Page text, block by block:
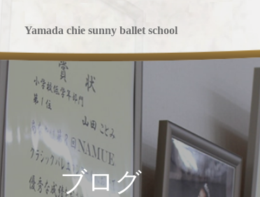
Yamada chie sunny ballet school
ブログ